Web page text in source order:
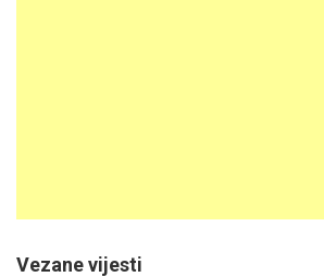
Vezane vijesti